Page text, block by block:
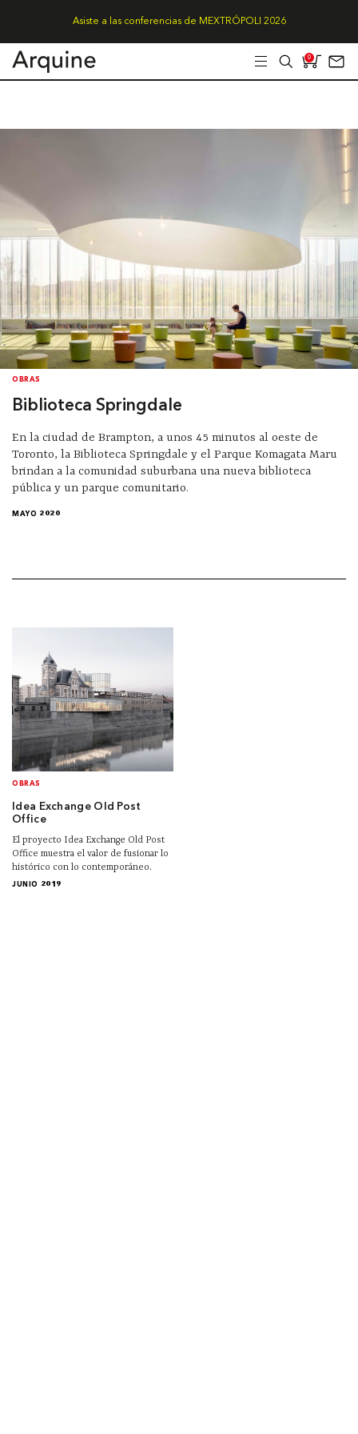
Asiste a las conferencias de MEXTRÓPOLI 2026
0
OBRAS
Biblioteca Springdale
En la ciudad de Brampton, a unos 45 minutos al oeste de
Toronto, la Biblioteca Springdale y el Parque Komagata Maru
brindan a la comunidad suburbana una nueva biblioteca
pública y un parque comunitario.
MAYO 2020
OBRAS
Idea Exchange Old Post
Office
El proyecto Idea Exchange Old Post
Office muestra el valor de fusionar lo
histórico con lo contemporáneo.
JUNIO 2019